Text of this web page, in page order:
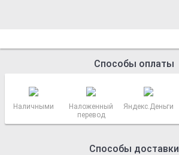
Способы оплаты
Наличными
Наложенный
перевод
Яндекс.Деньги
Способы доставки